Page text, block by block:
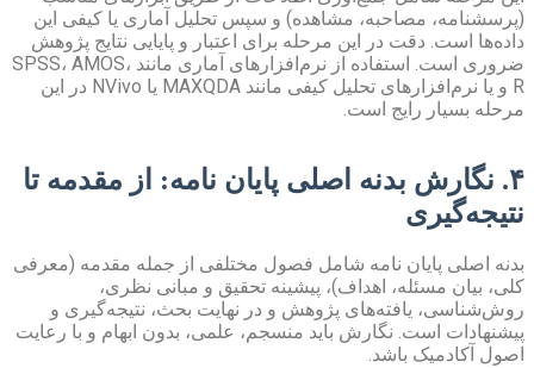
(پرسشنامه، مصاحبه، مشاهده) و سپس تحلیل آماری یا کیفی این
داده‌ها است. دقت در این مرحله برای اعتبار و پایایی نتایج پژوهش
ضروری است. استفاده از نرم‌افزارهای آماری مانند SPSS، AMOS،
R و یا نرم‌افزارهای تحلیل کیفی مانند MAXQDA یا NVivo در این
مرحله بسیار رایج است.
۴. نگارش بدنه اصلی پایان نامه: از مقدمه تا
نتیجه‌گیری
بدنه اصلی پایان نامه شامل فصول مختلفی از جمله مقدمه (معرفی
کلی، بیان مسئله، اهداف)، پیشینه تحقیق و مبانی نظری،
روش‌شناسی، یافته‌های پژوهش و در نهایت بحث، نتیجه‌گیری و
پیشنهادات است. نگارش باید منسجم، علمی، بدون ابهام و با رعایت
اصول آکادمیک باشد.